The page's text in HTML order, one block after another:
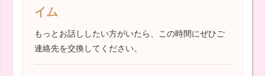
イム
もっとお話ししたい方がいたら、この時間にぜひご
連絡先を交換してください。